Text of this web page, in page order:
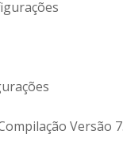
Versão